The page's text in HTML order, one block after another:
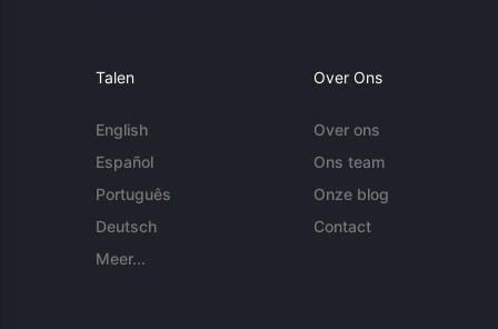
Talen
English
Español
Português
Deutsch
Meer...
Over Ons
Over ons
Ons team
Onze blog
Contact